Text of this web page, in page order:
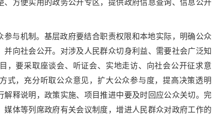
、方便实用的政务公开专区，提供政府信息查询、信息公开
参与机制。基层政府要结合职责权限和本地实际，明确公众
向社会公开。对涉及人民群众切身利益、需要社会广泛知
，要采取座谈会、听证会、实地走访、向社会公开征求意
式，充分听取公众意见，扩大公众参与度，提高决策透明
解释说明，政策实施、项目推进中要及时回应公众关切。完
媒体等列席政府有关会议制度，增进人民群众对政府工作的